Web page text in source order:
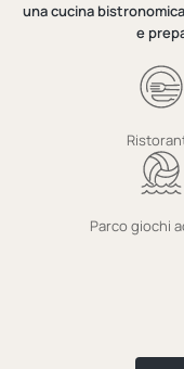
una cucina
e
Parco giochi